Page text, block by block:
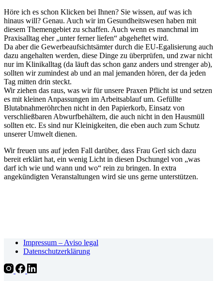
Höre ich es schon Klicken bei Ihnen? Sie wissen, auf was ich
hinaus will? Genau. Auch wir im Gesundheitswesen haben mit
diesem Themengebiet zu schaffen. Auch wenn es manchmal im
Praxisalltag eher „unter ferner liefen“ abgeheftet wird.
Da aber die Gewerbeaufsichtsämter durch die EU-Egalisierung auch
dazu angehalten werden, diese Dinge zu überprüfen, und zwar nicht
nur im Klinikalltag (da läuft das schon ganz anders und strenger ab),
sollten wir zumindest ab und an mal jemanden hören, der da jeden
Tag mitten drin steckt.
Wir ziehen das raus, was wir für unsere Praxen Pflicht ist und setzen
es mit kleinen Anpassungen im Arbeitsablauf um. Gefüllte
Blutabnahmeröhrchen nicht in den Papierkorb, Einsatz von
verschließbaren Abwurfbehältern, die auch nicht in den Hausmüll
sollten etc. Es sind nur Kleinigkeiten, die eben auch zum Schutz
unserer Umwelt dienen.
Wir freuen uns auf jeden Fall darüber, dass Frau Gerl sich dazu
bereit erklärt hat, ein wenig Licht in diesen Dschungel von „was
darf ich wie und wann und wo“ rein zu bringen. In extra
angekündigten Veranstaltungen wird sie uns gerne unterstützen.
Impressum – Aviso legal
Datenschutzerklärung